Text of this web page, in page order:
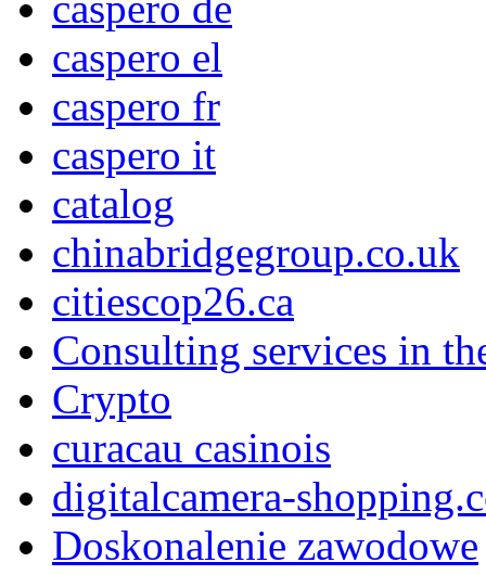
caspero el
caspero fr
caspero it
catalog
chinabridgegroup.co.uk
citiescop26.ca
Consulting services in
Crypto
curacau casinois
digitalcamera-
Doskonalenie zawodowe